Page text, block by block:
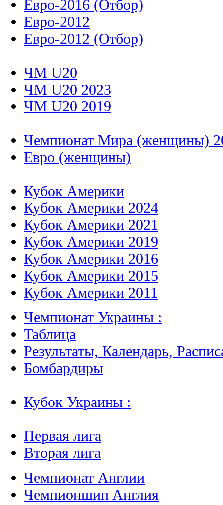
Евро-2016 (Отбор)
Евро-2012
Евро-2012 (Отбор)
ЧМ U20
ЧМ U20 2023
ЧМ U20 2019
Чемпионат Мира (женщины)
Евро (женщины)
Кубок Америки
Кубок Америки 2024
Кубок Америки 2021
Кубок Америки 2019
Кубок Америки 2016
Кубок Америки 2015
Кубок Америки 2011
Чемпионат Украины :
Таблица
Результаты, Календарь,
Бомбардиры
Кубок Украины :
Первая лига
Вторая лига
Чемпионат Англии
Чемпионшип Англия